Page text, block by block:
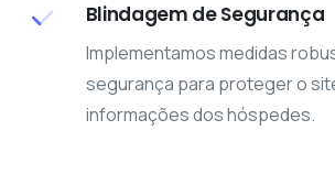
Blindagem de Segurança
Implementamos medidas
segurança para proteger o
informações dos hóspedes.